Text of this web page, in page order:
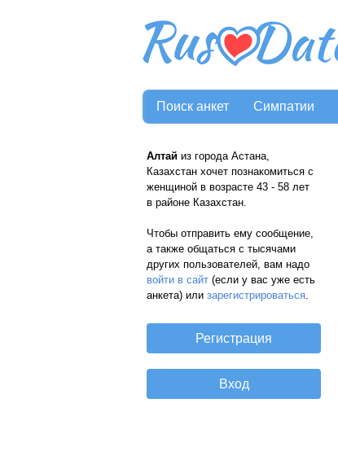
Поиск анкет Симпатии
Алтай из города Астана,
Казахстан хочет познакомиться с
женщиной в возрасте 43 - 58 лет
в районе Казахстан.
Чтобы отправить ему сообщение,
а также общаться с тысячами
других пользователей, вам надо
войти в сайт (если у вас уже есть
анкета) или зарегистрироваться.